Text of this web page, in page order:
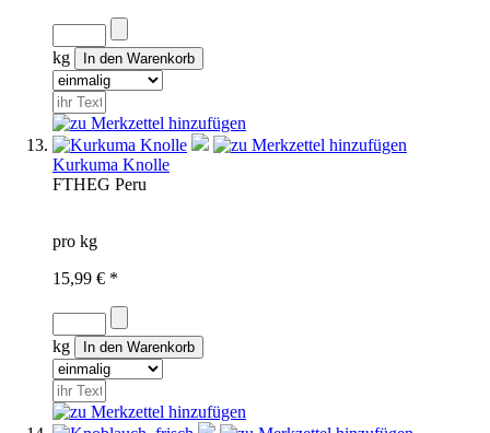
kg
Kurkuma Knolle
FTHEG Peru
pro kg
15,99 € *
kg